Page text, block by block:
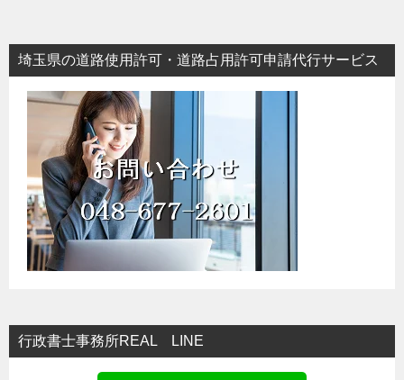
埼玉県の道路使用許可・道路占用許可申請代行サービス
行政書士事務所REAL LINE